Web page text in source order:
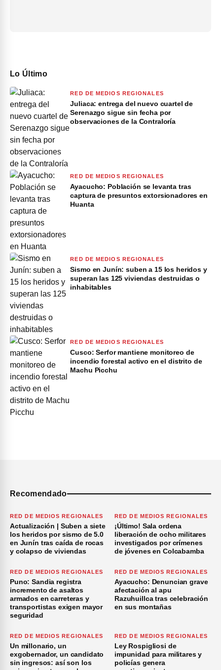
Lo Último
RED DE MEDIOS REGIONALES
Juliaca: entrega del nuevo cuartel de
Serenazgo sigue sin fecha por
observaciones de la Contraloría
RED DE MEDIOS REGIONALES
Ayacucho: Población se levanta tras
captura de presuntos extorsionadores en
Huanta
RED DE MEDIOS REGIONALES
Sismo en Junín: suben a 15 los heridos y
superan las 125 viviendas destruidas o
inhabitables
RED DE MEDIOS REGIONALES
Cusco: Serfor mantiene monitoreo de
incendio forestal activo en el distrito de
Machu Picchu
Recomendado
RED DE MEDIOS REGIONALES
Actualización | Suben a siete
los heridos por sismo de 5.0
en Junín tras caída de rocas
y colapso de viviendas
RED DE MEDIOS REGIONALES
¡Último! Sala ordena
liberación de ocho militares
investigados por crímenes
de jóvenes en Colcabamba
RED DE MEDIOS REGIONALES
Puno: Sandia registra
incremento de asaltos
armados en carreteras y
transportistas exigen mayor
seguridad
RED DE MEDIOS REGIONALES
Ayacucho: Denuncian grave
afectación al apu
Razuhuillca tras celebración
en sus montañas
RED DE MEDIOS REGIONALES
Un millonario, un
exgobernador, un candidato
sin ingresos: así son los
RED DE MEDIOS REGIONALES
Ley Rospigliosi de
impunidad para militares y
policías genera